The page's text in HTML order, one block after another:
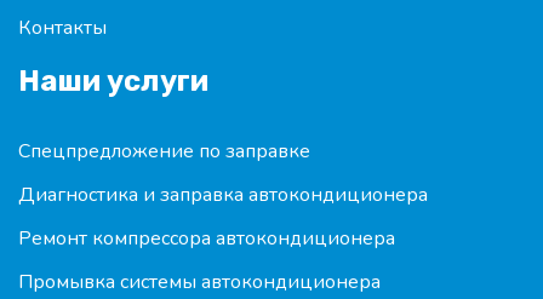
Контакты
Наши услуги
Спецпредложение по заправке
Диагностика и заправка автокондиционера
Ремонт компрессора автокондиционера
Промывка системы автокондиционера